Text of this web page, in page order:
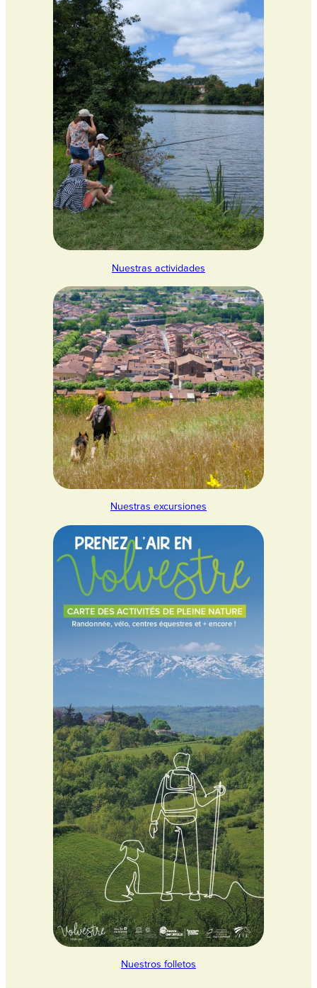
Nuestras actividades
Nuestras excursiones
Nuestros folletos